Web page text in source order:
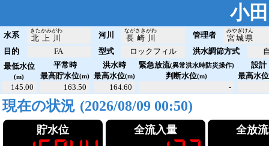
小
水系 北上川
きたかみがわ
河川 長崎川
ながさきがわ
管理者 宮城県
みやぎけん
目的 FA 型式 ロックフィル 洪水調節方式
最低水位
(m)
145.00
平常時
最高貯水位(m)
163.50
洪水時
最高水位(m)
164.60
緊急放流(異常洪水時防災操作)
判断水位(m)
-
設計
最高水位
現在の状況 (ダム観測値取得中)
貯水位 全流入量 全放